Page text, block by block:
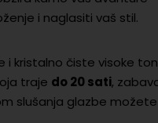
i naglasiti vaš stil.
i kristalno čiste visoke
traje do 20 sati,
slušanja glazbe možete